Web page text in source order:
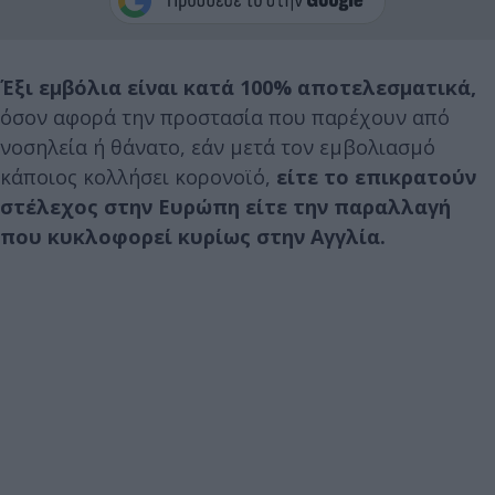
Έξι εμβόλια είναι κατά 100% αποτελεσματικά,
όσον αφορά την προστασία που παρέχουν από
νοσηλεία ή θάνατο, εάν μετά τον εμβολιασμό
κάποιος κολλήσει κορονοϊό, είτε το επικρατούν
στέλεχος στην Ευρώπη είτε την παραλλαγή
που κυκλοφορεί κυρίως στην Αγγλία.